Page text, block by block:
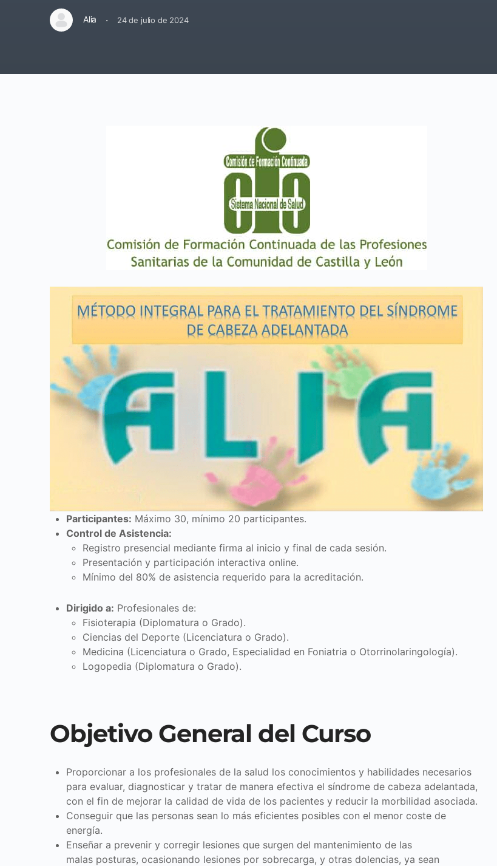
Alia · 24 de julio de 2024
Participantes: Máximo 30, mínimo 20 participantes.
Control de Asistencia:
Registro presencial mediante firma al inicio y final de cada sesión.
Presentación y participación interactiva online.
Mínimo del 80% de asistencia requerido para la acreditación.
Dirigido a: Profesionales de:
Fisioterapia (Diplomatura o Grado).
Ciencias del Deporte (Licenciatura o Grado).
Medicina (Licenciatura o Grado, Especialidad en Foniatria o Otorrinolaringología).
Logopedia (Diplomatura o Grado).
Objetivo General del Curso
Proporcionar a los profesionales de la salud los conocimientos y habilidades necesarios
para evaluar, diagnosticar y tratar de manera efectiva el síndrome de cabeza adelantada,
con el fin de mejorar la calidad de vida de los pacientes y reducir la morbilidad asociada.
Conseguir que las personas sean lo más eficientes posibles con el menor coste de
energía.
Enseñar a prevenir y corregir lesiones que surgen del mantenimiento de las
malas posturas, ocasionando lesiones por sobrecarga, y otras dolencias, ya sean